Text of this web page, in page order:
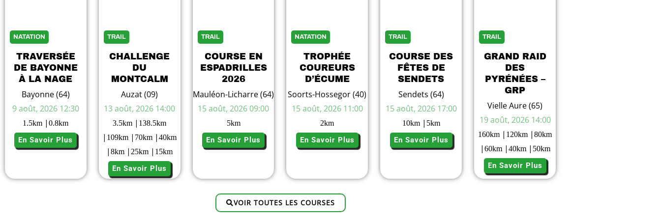
NATATION
TRAVERSÉE
DE BAYONNE
À LA NAGE
Bayonne (64)
9 août, 2026 12:30
1.5km |0.8km
En Savoir Plus
TRAIL
CHALLENGE
DU
MONTCALM
Auzat (09)
13 août, 2026 14:00
3.5km | 138.5km
| 109km | 70km |40km
|8km |25km | 15km
En Savoir Plus
TRAIL
COURSE EN
ESPADRILLES
2026
Mauléon-Licharre (64)
15 août, 2026 09:00
5km
En Savoir Plus
NATATION
TROPHÉE
COUREURS
D’ÉCUME
Soorts-Hossegor (40)
15 août, 2026 11:00
2km
En Savoir Plus
TRAIL
COURSE DES
FÊTES DE
SENDETS
Sendets (64)
15 août, 2026 17:00
10km| 5km
En Savoir Plus
TRAIL
GRAND RAID
DES
PYRÉNÉES –
GRP
Vielle Aure (65)
19 août, 2026 14:00
160km | 120km |80km
| 60km| 40km| 50km
En Savoir Plus
VOIR TOUTES LES COURSES